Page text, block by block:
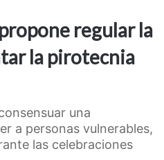
regular la
la pirotecnia
una
a personas vulnerables,
las celebraciones